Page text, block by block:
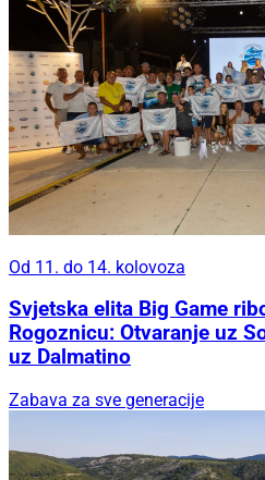
Od 11. do 14. kolovoza
Svjetska elita Big Game
Rogoznicu: Otvaranje uz
uz Dalmatino
Zabava za sve generacije